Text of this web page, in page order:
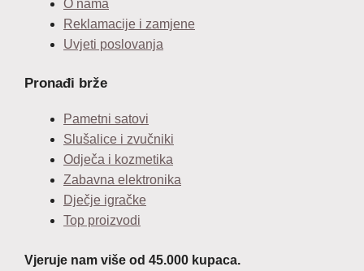
O nama
Reklamacije i zamjene
Uvjeti poslovanja
Pronađi brže
Pametni satovi
Slušalice i zvučniki
Odječa i kozmetika
Zabavna elektronika
Dječje igračke
Top proizvodi
Vjeruje nam više od 45.000 kupaca.